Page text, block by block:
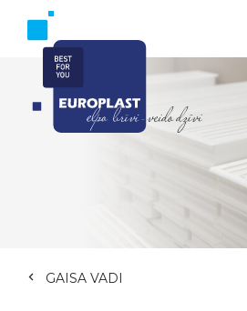
GAISA VADI